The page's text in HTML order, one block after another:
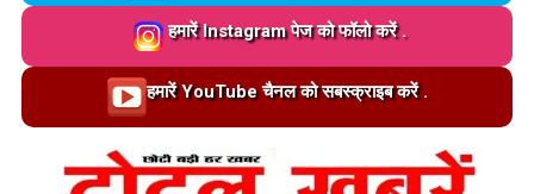
Loading…
हमारें Instagram पेज को फॉलो करें .
Loading…हमारें YouTube चैनल को सबस्क्राइब करें .